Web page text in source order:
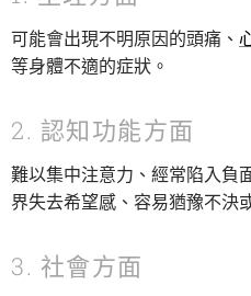
可能會出現不明原因的頭痛、
等身體不適的症狀。
2. 認知功能方面
難以集中注意力、經常陷入負
界失去希望感、容易猶豫不決
3. 社會方面